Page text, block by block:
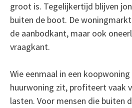
groot is. Tegelijkertijd blijven
buiten de boot. De
de aanbodkant, maar ook
vraagkant.
Wie eenmaal in een
huurwoning zit, profiteert vaak
lasten. Voor mensen die buiten